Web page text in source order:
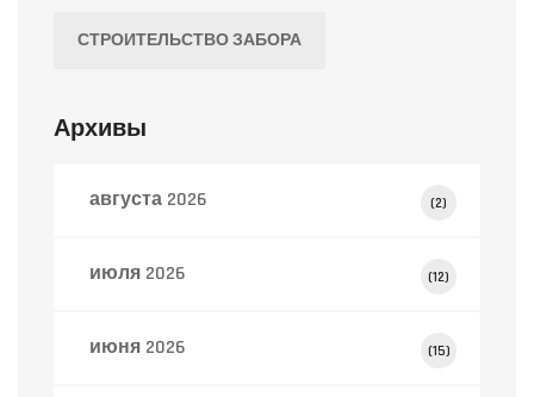
СТРОИТЕЛЬСТВО ЗАБОРА
Архивы
августа 2026 (2)
июля 2026 (12)
июня 2026 (15)